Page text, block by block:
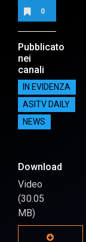
0
Pubblicato
nei
canali
IN EVIDENZA
ASITV DAILY
NEWS
Download
Video
(30.05
MB)